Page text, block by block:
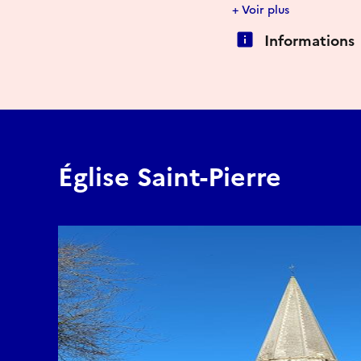
puisque qu’on peut
+ Voir plus
Informations
Église Saint-Pierre